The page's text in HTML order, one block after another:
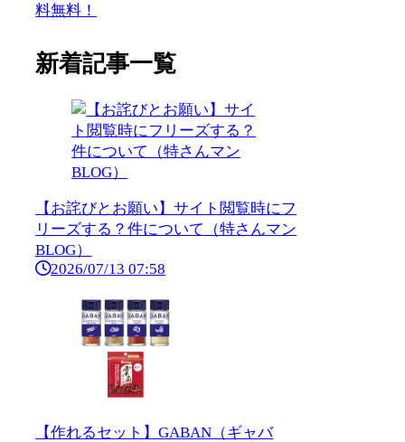
料無料！
新着記事一覧
【お詫びとお願い】サイト閲覧時にフ
リーズする？件について（特さんマン
BLOG）
2026/07/13 07:58
【作れるセット】GABAN（ギャバ